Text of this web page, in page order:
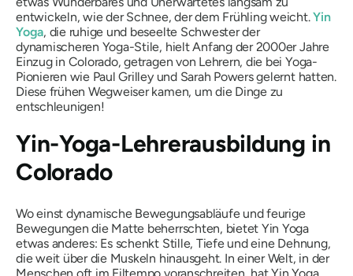
entwickeln, wie der Schnee, der dem Frühling weicht.Yin
Yoga, die ruhige und beseelte Schwester der
dynamischeren Yoga-Stile, hielt Anfang der 2000er Jahre
Einzug in Colorado, getragen von Lehrern, die bei Yoga-
Pionieren wie Paul Grilley und Sarah Powers gelernt hatten.
Diese frühen Wegweiser kamen, um die Dinge zu
entschleunigen!
Yin-Yoga-Lehrerausbildung in
Colorado
Wo einst dynamische Bewegungsabläufe und feurige
Bewegungen die Matte beherrschten, bietet Yin Yoga
etwas anderes: Es schenkt Stille, Tiefe und eine Dehnung,
die weit über die Muskeln hinausgeht. In einer Welt, in der